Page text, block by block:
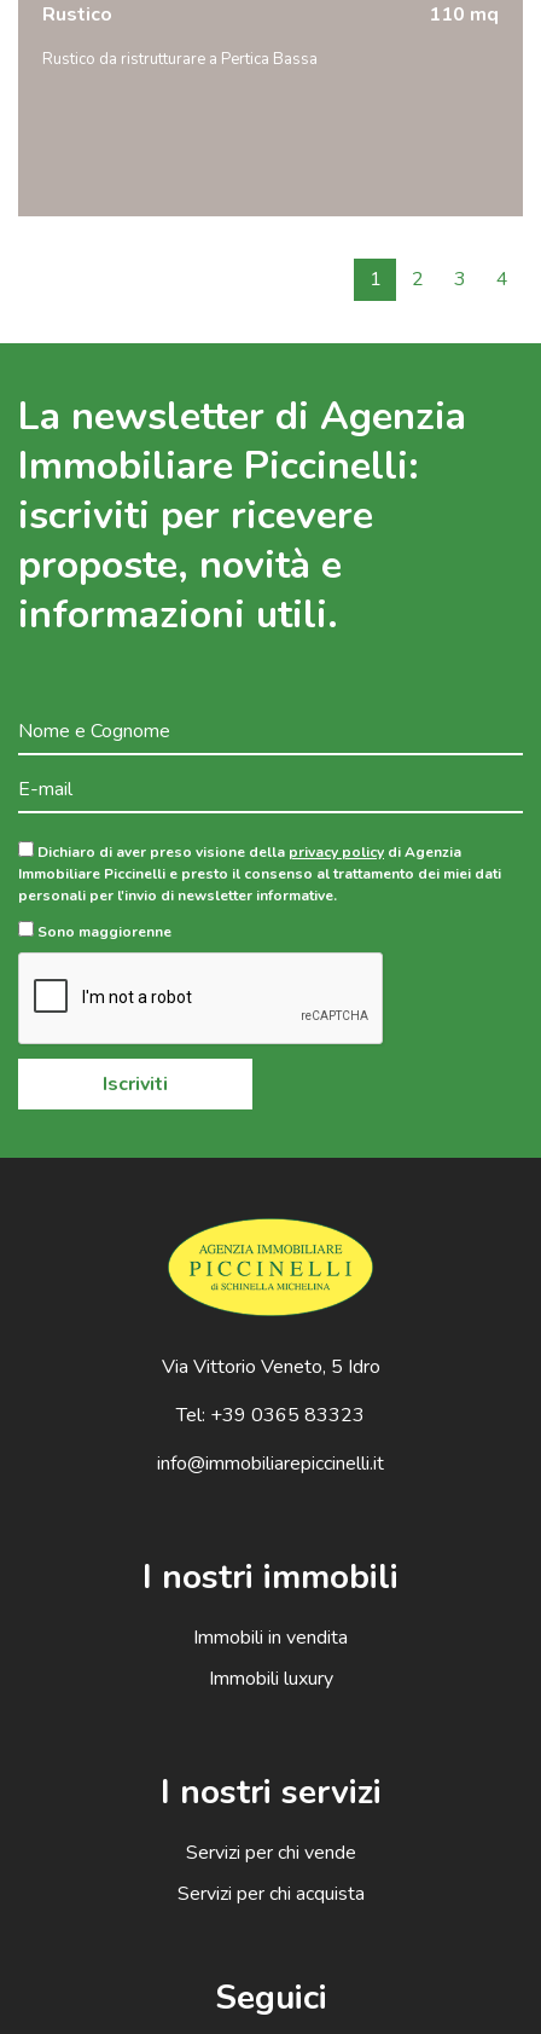
Rustico 110 mq
Rustico da ristrutturare a Pertica Bassa
1 2 3 4
La newsletter di Agenzia
Immobiliare Piccinelli:
iscriviti per ricevere
proposte, novità e
informazioni utili.
Dichiaro di aver preso visione della privacy policy di Agenzia
Immobiliare Piccinelli e presto il consenso al trattamento dei miei dati
personali per l'invio di newsletter informative.
Sono maggiorenne
Iscriviti
Via Vittorio Veneto, 5 Idro
Tel: +39 0365 83323
info@immobiliarepiccinelli.it
I nostri immobili
Immobili in vendita
Immobili luxury
I nostri servizi
Servizi per chi vende
Servizi per chi acquista
Seguici